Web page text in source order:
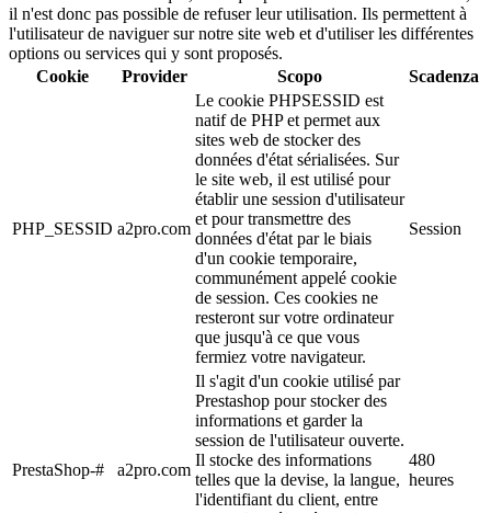
il n'est donc pas possible de refuser leur utilisation. Ils permettent à
l'utilisateur de naviguer sur notre site web et d'utiliser les différentes
options ou services qui y sont proposés.
Cookie
Provider Scopo Scadenza
PHP_SESSID a2pro.com
Le cookie PHPSESSID est
natif de PHP et permet aux
sites web de stocker des
données d'état sérialisées. Sur
le site web, il est utilisé pour
établir une session d'utilisateur
et pour transmettre des
données d'état par le biais
d'un cookie temporaire,
communément appelé cookie
de session. Ces cookies ne
resteront sur votre ordinateur
que jusqu'à ce que vous
fermiez votre navigateur.
Session
PrestaShop-# a2pro.com
Il s'agit d'un cookie utilisé par
Prestashop pour stocker des
informations et garder la
session de l'utilisateur ouverte.
Il stocke des informations
telles que la devise, la langue,
l'identifiant du client, entre
480
heures